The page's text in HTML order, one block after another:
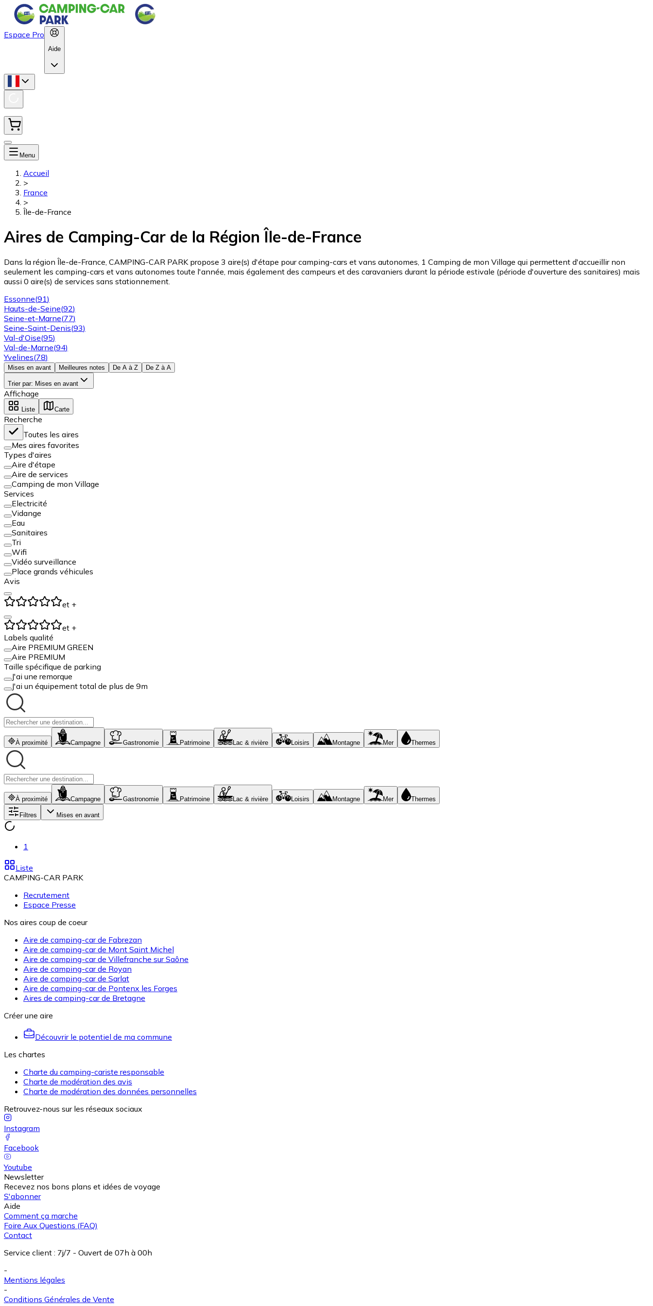
Espace Pro
Aide
Menu
Accueil
>
France
>
Île-de-France
Aires de Camping-Car de la Région Île-de-France
Dans la région Île-de-France, CAMPING-CAR PARK propose 3 aire(s) d'étape pour camping-cars et vans autonomes, 1 Camping de mon Village qui permettent d'accueillir non
seulement les camping-cars et vans autonomes toute l'année, mais également des campeurs et des caravaniers durant la période estivale (période d'ouverture des sanitaires) mais
aussi 0 aire(s) de services sans stationnement.
Essonne(91)
Hauts-de-Seine(92)
Seine-et-Marne(77)
Seine-Saint-Denis(93)
Val-d'Oise(95)
Val-de-Marne(94)
Yvelines(78)
Mises en avant Meilleures notes De A à Z De Z à A
Trier par: Mises en avant
Affichage
Liste Carte
Recherche
Toutes les aires
Mes aires favorites
Types d'aires
Aire d'étape
Aire de services
Camping de mon Village
Services
Electricité
Vidange
Eau
Sanitaires
Tri
Wifi
Vidéo surveillance
Place grands véhicules
Avis
et +
et +
Labels qualité
Aire PREMIUM GREEN
Aire PREMIUM
Taille spécifique de parking
J'ai une remorque
J'ai un équipement total de plus de 9m
À proximité Campagne Gastronomie Patrimoine Lac & rivière Loisirs Montagne Mer Thermes
À proximité Campagne Gastronomie Patrimoine Lac & rivière Loisirs Montagne Mer Thermes
Filtres Mises en avant
1
Liste
CAMPING-CAR PARK
Recrutement
Espace Presse
Nos aires coup de coeur
Aire de camping-car de Fabrezan
Aire de camping-car de Mont Saint Michel
Aire de camping-car de Villefranche sur Saône
Aire de camping-car de Royan
Aire de camping-car de Sarlat
Aire de camping-car de Pontenx les Forges
Aires de camping-car de Bretagne
Créer une aire
Découvrir le potentiel de ma commune
Les chartes
Charte du camping-cariste responsable
Charte de modération des avis
Charte de modération des données personnelles
Retrouvez-nous sur les réseaux sociaux
Instagram
Facebook
Youtube
Newsletter
Recevez nos bons plans et idées de voyage
S'abonner
Aide
Comment ça marche
Foire Aux Questions (FAQ)
Contact
Service client : 7j/7 - Ouvert de 07h à 00h
-
Mentions légales
-
Conditions Générales de Vente